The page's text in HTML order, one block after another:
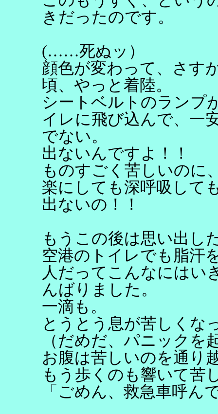
きだったのです。
(……死ぬッ）
顔色が変わって、さす
頃、やっと着陸。
シートベルトのランプ
イレに飛び込んで、一
でない。
出ないんですよ！！
ものすごく苦しいのに
楽にしても深呼吸して
出ないの！！
もうこの後は思い出し
空港のトイレでも脂汗
人だってこんなにはい
んばりました。
一滴も。
とうとう息が苦しくな
（だめだ、パニックを
お腹は苦しいのを通り
もう歩くのも響いて苦
「ごめん、救急車呼ん